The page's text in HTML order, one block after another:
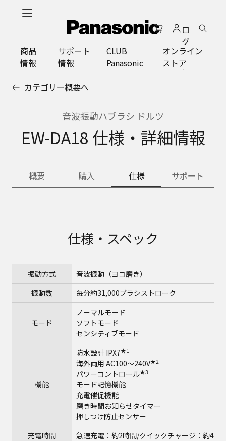
ロ
グ
イ
ン
商品
情報
サポート
情報
CLUB
Panasonic
オンライン
ストア
カテゴリー概要へ
音波振動ハブラシ ドルツ
EW-DA18 仕様・詳細情報
概要 購入 仕様 サポート
仕様・スペック
振動方式
音波振動（ヨコ磨き）
振動数
毎分約31,000ブラシストローク
モード
ノーマルモード
ソフトモード
センシティブモード
機能
防水設計 IPX7★1
海外両用 AC100～240V★2
パワーコントロール★3
モード記憶機能
充電催促機能
磨き時間お知らせタイマー
押しつけ防止センサー
充電時間
急速充電：約2時間/クイックチャージ：約4分